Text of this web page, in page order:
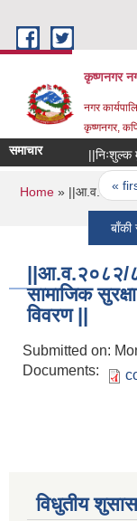
कृष्णनगर
नगर
कृष्णनगर,
समाचार ||निःशुल्क
« first
बाँकी
You are
Home» ||आ.व.२०८२/
||आ.व.२०८२/
सामाजिक
विवरण ||
Submitted on:
Documents:
विधुतीय